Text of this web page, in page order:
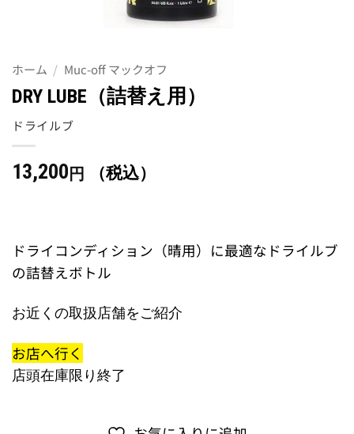
ホーム / Muc-off マックオフ
DRY LUBE（詰替え用）
ドライルブ
13,200 円 （税込）
ドライコンディション（晴用）に最適なドライルブ
の詰替えボトル
お近くの取扱店舗をご紹介
お店へ行く
店頭在庫限り終了